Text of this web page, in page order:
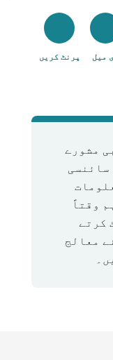
میل پرنٹ کریں
مشورے
سائنسی
وقتاً
کرتے
معالج